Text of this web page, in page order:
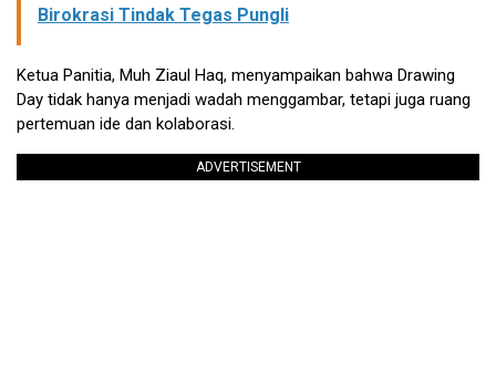
Birokrasi Tindak Tegas Pungli
Ketua Panitia, Muh Ziaul Haq, menyampaikan bahwa Drawing
Day tidak hanya menjadi wadah menggambar, tetapi juga ruang
pertemuan ide dan kolaborasi.
ADVERTISEMENT